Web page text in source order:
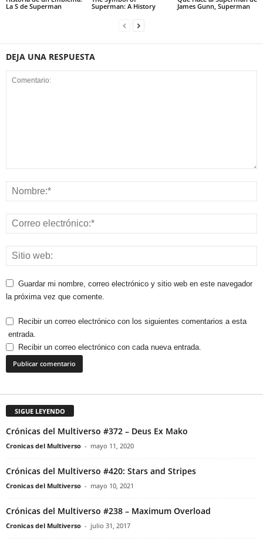
La S de Superman
Superman: A History
James Gunn, Superman
DEJA UNA RESPUESTA
Guardar mi nombre, correo electrónico y sitio web en este navegador
la próxima vez que comente.
Recibir un correo electrónico con los siguientes comentarios a esta
entrada.
Recibir un correo electrónico con cada nueva entrada.
SIGUE LEYENDO
Crónicas del Multiverso #372 – Deus Ex Mako
Cronicas del Multiverso - mayo 11, 2020
Crónicas del Multiverso #420: Stars and Stripes
Cronicas del Multiverso - mayo 10, 2021
Crónicas del Multiverso #238 – Maximum Overload
Cronicas del Multiverso - julio 31, 2017